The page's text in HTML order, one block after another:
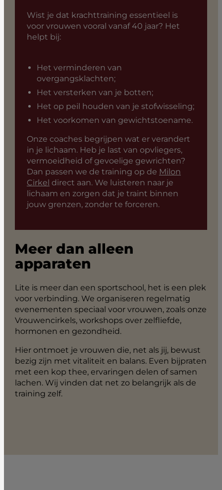
Wist je dat krachttraining essentieel is
voor vrouwen vooral vanaf 40 jaar? Het
helpt bij:
Het verminderen van
overgangsklachten;
Het versterken van je botten;
Het op peil houden van je stofwisseling;
Het voorkomen van gewichtstoename.
Onze coaches begrijpen wat er verandert
in je lichaam. Heb je last van opvliegers,
vermoeidheid of gevoelige gewrichten?
Dan passen we de training op de Milon
Cirkel direct aan. We luisteren naar je
lichaam en zorgen dat je traint binnen
jouw grenzen, zonder te forceren.
Meer dan alleen
apparaten
Lite is meer dan een sportschool, het is een plek
voor verbinding. We organiseren regelmatig
evenementen speciaal voor vrouwen, zoals onze
Vrouwencirkels, workshops over zelfliefde,
hormonen en gezondheid.
Hier ontmoet je vrouwen die, net als jij, bewust
bezig zijn met vitaliteit en balans. Even bijpraten
met een kop thee, ervaringen delen of samen
lachen. Wij vinden dat net zo belangrijk als de
training zelf.